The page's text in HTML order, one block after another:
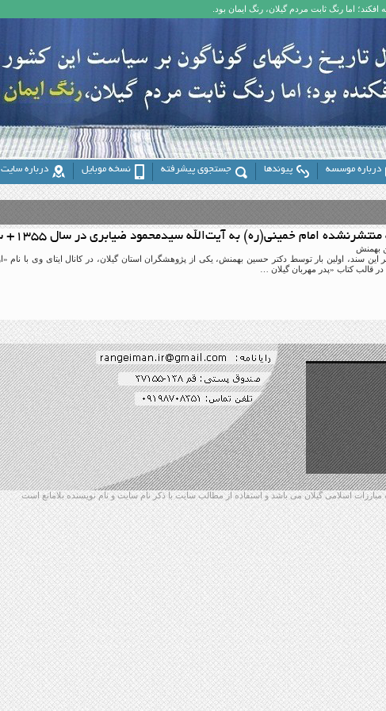
اما رنگ ثابت مردم گیلان، رنگ ایمان بود.
درباره موسسه پیوندها جستجوی پیشرفته نسخه موبایل درباره سایت
منتشرنشده امام خمینی(ره) به آیت‌الله سیدمحمود ضیابری در سال ۱۳۵۵+ سند
بهمنش
قالب کتاب «پدر مهربان گیلان …
اسلامی گیلان می باشد و استفاده از مطالب سایت با ذکر نام سایت و نام نویسنده بلامانع است